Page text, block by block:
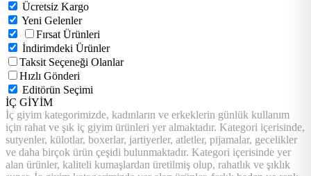
Ücretsiz Kargo
Yeni Gelenler
Fırsat Ürünleri
İndirimdeki Ürünler
Taksit Seçeneği Olanlar
Hızlı Gönderi
Editörün Seçimi
İÇ GİYİM
İç giyim kategorimizde, kadınların ve erkeklerin günlük kullanım
için rahat ve şık iç giyim ürünleri yer almaktadır. Kategori içerisinde,
sutyenler, külotlar, boxerlar, jartiyerler, atletler, pijamalar, gecelikler
ve daha birçok ürün çeşidi bulunmaktadır. Kategori içerisinde yer
alan ürünler, kaliteli kumaşlardan üretilmiş olup, rahatlık ve şıklık